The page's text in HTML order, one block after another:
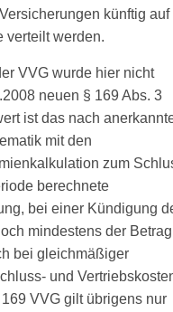
künftig auf
verteilt werden.
VVG wurde hier nicht
neuen § 169 Abs. 3
ist das nach
mit den
zum
berechnete
bei einer Kündigung
mindestens der Betrag
bei gleichmäßiger
und
VVG gilt übrigens nur